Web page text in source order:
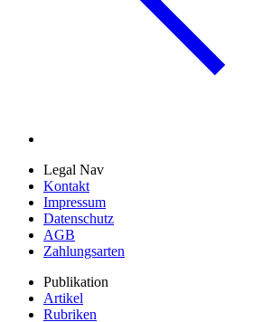
Legal Nav
Kontakt
Impressum
Datenschutz
AGB
Zahlungsarten
Publikation
Artikel
Rubriken